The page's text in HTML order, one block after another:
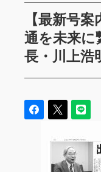
【最新号
通を未来に
長・川上浩